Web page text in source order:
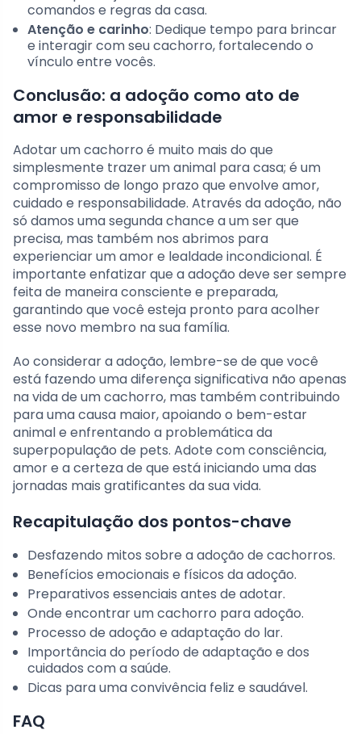
comandos e regras da casa.
Atenção e carinho: Dedique tempo para brincar
e interagir com seu cachorro, fortalecendo o
vínculo entre vocês.
Conclusão: a adoção como ato de
amor e responsabilidade
Adotar um cachorro é muito mais do que
simplesmente trazer um animal para casa; é um
compromisso de longo prazo que envolve amor,
cuidado e responsabilidade. Através da adoção, não
só damos uma segunda chance a um ser que
precisa, mas também nos abrimos para
experienciar um amor e lealdade incondicional. É
importante enfatizar que a adoção deve ser sempre
feita de maneira consciente e preparada,
garantindo que você esteja pronto para acolher
esse novo membro na sua família.
Ao considerar a adoção, lembre-se de que você
está fazendo uma diferença significativa não apenas
na vida de um cachorro, mas também contribuindo
para uma causa maior, apoiando o bem-estar
animal e enfrentando a problemática da
superpopulação de pets. Adote com consciência,
amor e a certeza de que está iniciando uma das
jornadas mais gratificantes da sua vida.
Recapitulação dos pontos-chave
Desfazendo mitos sobre a adoção de cachorros.
Benefícios emocionais e físicos da adoção.
Preparativos essenciais antes de adotar.
Onde encontrar um cachorro para adoção.
Processo de adoção e adaptação do lar.
Importância do período de adaptação e dos
cuidados com a saúde.
Dicas para uma convivência feliz e saudável.
FAQ